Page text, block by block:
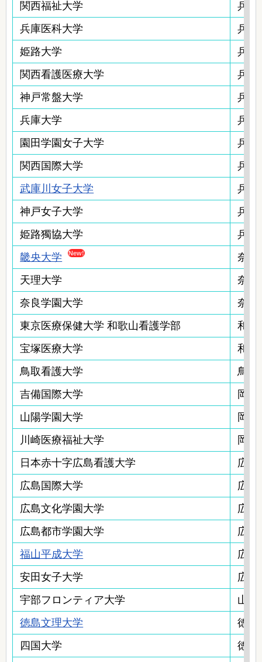
関西福祉大学
兵庫
兵庫医科大学
兵庫
姫路大学
兵庫
関西看護医療大学
兵庫
神戸常盤大学
兵庫
兵庫大学
兵庫
園田学園女子大学
兵庫
関西国際大学
兵庫
武庫川女子大学
兵庫
神戸女子大学
兵庫
姫路獨協大学
兵庫
畿央大学
奈良
天理大学
奈良
奈良学園大学
奈良
東京医療保健大学 和歌山看護学部
和歌
宝塚医療大学
和歌
鳥取看護大学
鳥取
吉備国際大学
岡山
山陽学園大学
岡山
川崎医療福祉大学
岡山
日本赤十字広島看護大学
広島
広島国際大学
広島
広島文化学園大学
広島
広島都市学園大学
広島
福山平成大学
広島
安田女子大学
広島
宇部フロンティア大学
山口
徳島文理大学
徳島
四国大学
徳島